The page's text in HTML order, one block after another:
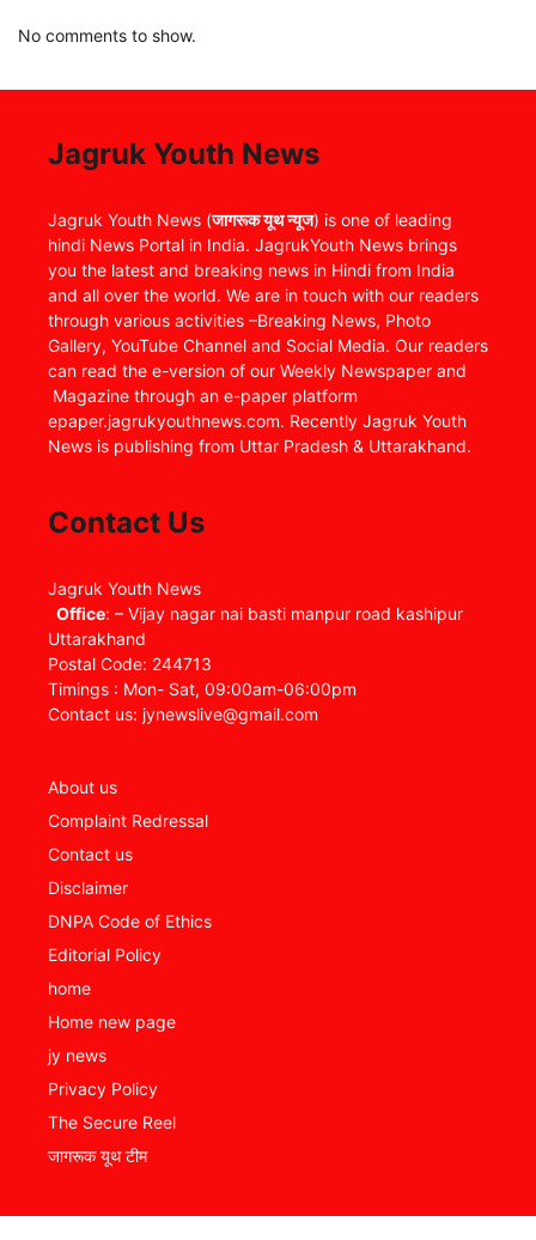
No comments to show.
Jagruk Youth News
Jagruk Youth News (जागरूक यूथ न्यूज) is one of leading
hindi News Portal in India. JagrukYouth News brings
you the latest and breaking news in Hindi from India
and all over the world. We are in touch with our readers
through various activities –Breaking News, Photo
Gallery, YouTube Channel and Social Media. Our readers
can read the e-version of our Weekly Newspaper and
Magazine through an e-paper platform
epaper.jagrukyouthnews.com. Recently Jagruk Youth
News is publishing from Uttar Pradesh & Uttarakhand.
Contact Us
Jagruk Youth News
Office: – Vijay nagar nai basti manpur road kashipur
Uttarakhand
Postal Code: 244713
Timings : Mon- Sat, 09:00am-06:00pm
Contact us: jynewslive@gmail.com
About us
Complaint Redressal
Contact us
Disclaimer
DNPA Code of Ethics
Editorial Policy
home
Home new page
jy news
Privacy Policy
The Secure Reel
जागरूक यूथ टीम